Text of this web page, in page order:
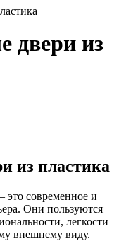
двери из
из пластика
это современное и
Они пользуются
легкости
внешнему виду.